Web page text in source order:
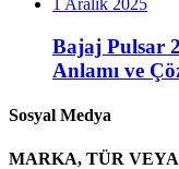
1 Aralık 2025
Bajaj Pulsar
Anlamı ve
Sosyal Medya
MARKA, TÜR